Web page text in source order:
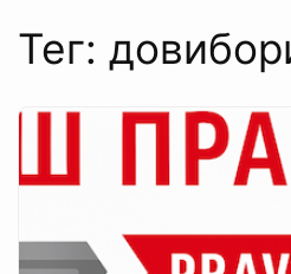
Тег: